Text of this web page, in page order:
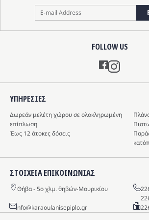
FOLLOW US
Instagram
ΥΠΗΡΕΣIΕΣ
Δωρεάν μελέτη χώρου σε ολοκληρωμένη
επίπλωση
Έως 12 άτοκες δόσεις
ΣΤΟΙΧΕΙΑ ΕΠΙΚΟΙΝΩΝΙΑΣ
Θήβα - 5o χλμ. θηβών-Μουρικίου
info@karaoulanisepiplo.gr